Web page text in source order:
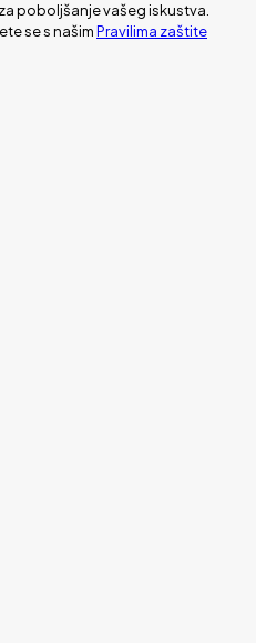
poboljšanje vašeg iskustva.
se s našimPravilima zaštite